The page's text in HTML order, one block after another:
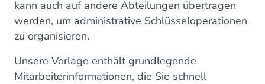
kann auch auf andere Abteilungen übertragen
werden, um administrative Schlüsseloperationen
zu organisieren.
Unsere Vorlage enthält grundlegende
Mitarbeiterinformationen, die Sie schnell